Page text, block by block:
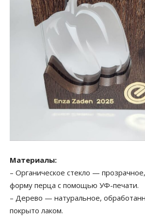
Материалы:
– Органическое стекло —
форму перца с помощью УФ-печати.
– Дерево — натуральное,
покрыто лаком.